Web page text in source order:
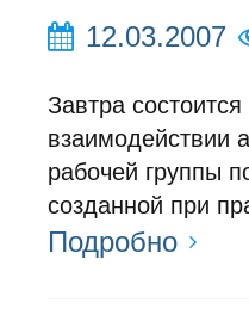
12.03.2007
Завтра
взаимодействии
рабочей группы
созданной при
Подробно